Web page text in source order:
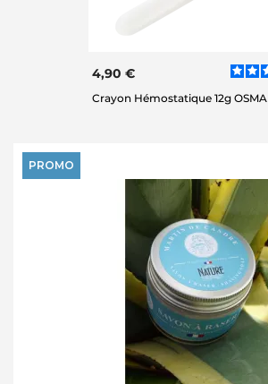
4,90 €
Crayon Hémostatique 12g OSMA
PROMO